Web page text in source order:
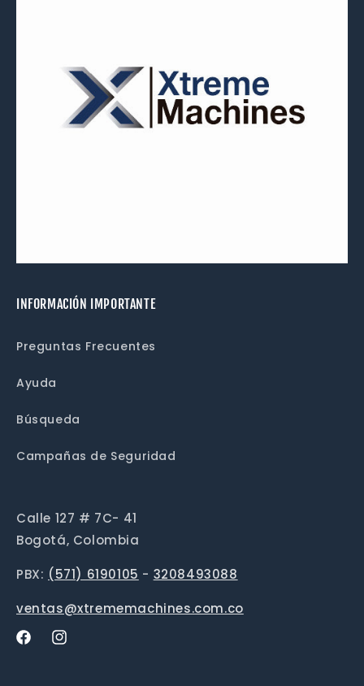
INFORMACIÓN IMPORTANTE
Preguntas Frecuentes
Ayuda
Búsqueda
Campañas de Seguridad
Calle 127 # 7C- 41
Bogotá, Colombia
PBX: (571) 6190105 - 3208493088
ventas@xtrememachines.com.co
FacebookInstagram